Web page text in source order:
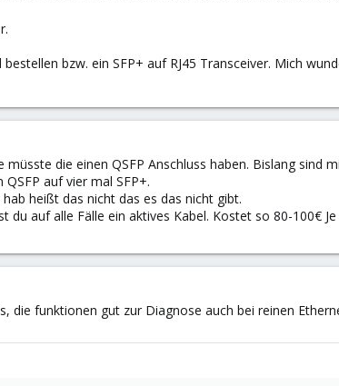
bzw. ein SFP+ auf RJ45 Transceiver. Mich
die einen QSFP Anschluss haben. Bislang sind
auf vier mal SFP+.
heißt das nicht das es das nicht gibt.
du auf alle Fälle ein aktives Kabel. Kostet so 80-100€
die funktionen gut zur Diagnose auch bei reinen